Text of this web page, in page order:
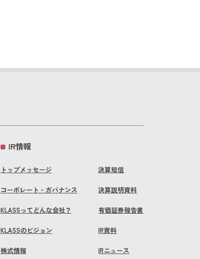
IR情報
トップメッセージ
コーポレート・ガバナンス
KLASSってどんな会社？
KLASSのビジョン
株式情報
決算短信
決算説明資料
有価証券報告書
IR資料
IRニュース